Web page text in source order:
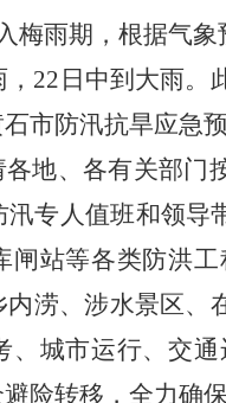
梅雨期，根据气
22日中到大雨。
市防汛抗旱应急
各地、各有关部门
专人值班和领
闸站等各类防洪
内涝、涉水景区、
、城市运行、交
险转移，全力确